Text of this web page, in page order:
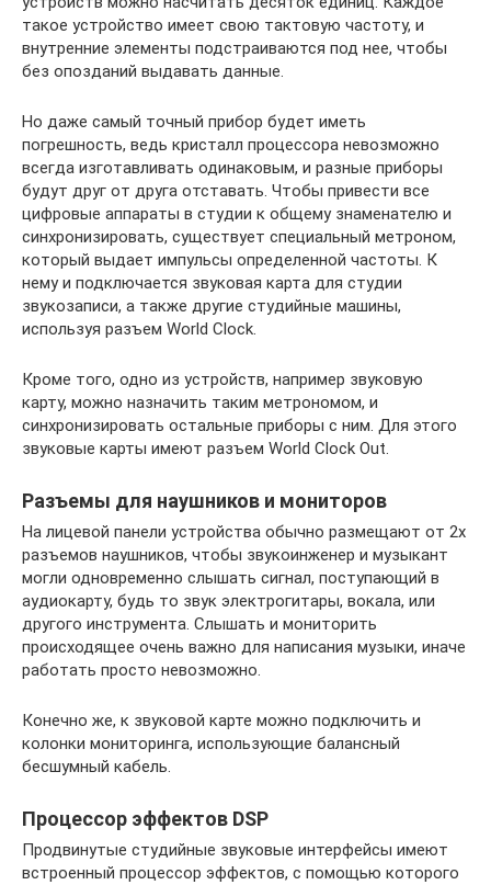
такое устройство имеет свою тактовую частоту, и
внутренние элементы подстраиваются под нее, чтобы
без опозданий выдавать данные.
Но даже самый точный прибор будет иметь
погрешность, ведь кристалл процессора невозможно
всегда изготавливать одинаковым, и разные приборы
будут друг от друга отставать. Чтобы привести все
цифровые аппараты в студии к общему знаменателю и
синхронизировать, существует специальный метроном,
который выдает импульсы определенной частоты. К
нему и подключается звуковая карта для студии
звукозаписи, а также другие студийные машины,
используя разъем World Clock.
Кроме того, одно из устройств, например звуковую
карту, можно назначить таким метрономом, и
синхронизировать остальные приборы с ним. Для этого
звуковые карты имеют разъем World Clock Out.
Разъемы для наушников и мониторов
На лицевой панели устройства обычно размещают от 2х
разъемов наушников, чтобы звукоинженер и музыкант
могли одновременно слышать сигнал, поступающий в
аудиокарту, будь то звук электрогитары, вокала, или
другого инструмента. Слышать и мониторить
происходящее очень важно для написания музыки, иначе
работать просто невозможно.
Конечно же, к звуковой карте можно подключить и
колонки мониторинга, использующие балансный
бесшумный кабель.
Процессор эффектов DSP
Продвинутые студийные звуковые интерфейсы имеют
встроенный процессор эффектов, с помощью которого